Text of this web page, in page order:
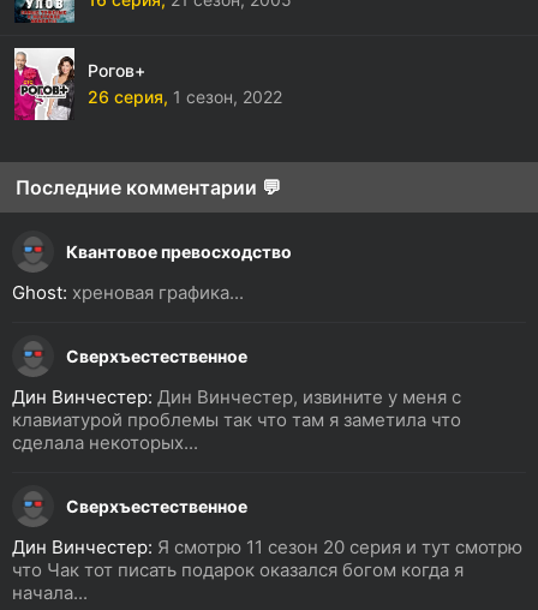
Рогов+
26 серия, 1 сезон, 2022
Последние комментарии 💬
Квантовое превосходство
Ghost: хреновая графика...
Сверхъестественное
Дин Винчестер: Дин Винчестер, извините у меня с
клавиатурой проблемы так что там я заметила что
сделала некоторых...
Сверхъестественное
Дин Винчестер: Я смотрю 11 сезон 20 серия и тут смотрю
что Чак тот писать подарок оказался богом когда я
начала...